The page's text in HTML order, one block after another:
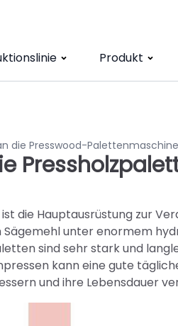
Produkt
die Presswood-
die Hauptausrüstung zur
unter enormem
sind sehr stark und
kann eine gute
und ihre Lebensdauer